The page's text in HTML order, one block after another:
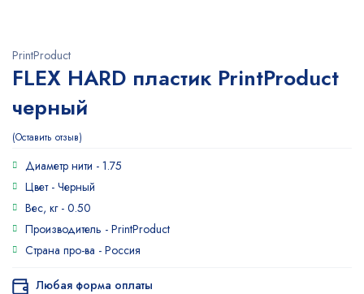
PrintProduct
FLEX HARD пластик PrintProduct
черный
Оставить отзыв
Диаметр нити - 1.75
Цвет - Черный
Вес, кг - 0.50
Производитель - PrintProduct
Страна про-ва - Россия
Любая форма оплаты